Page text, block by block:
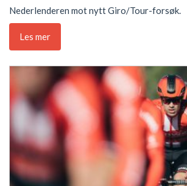
Nederlenderen mot nytt Giro/Tour-forsøk.
Les mer